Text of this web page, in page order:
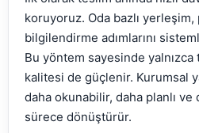
koruyoruz. Oda bazlı
bilgilendirme adımlarını
Bu yöntem sayesinde
kalitesi de güçlenir. Kurumsal
daha okunabilir, daha planlı
sürece dönüştürür.